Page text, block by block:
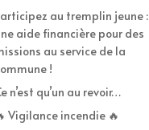
au tremplin jeune :
aide financière pour des
au service de la
!
n’est qu’un au revoir…
Vigilance incendie 🔥